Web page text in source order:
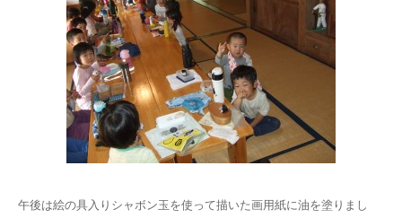
午後は絵の具入りシャボン玉を使って描いた画用紙に油を塗りまし